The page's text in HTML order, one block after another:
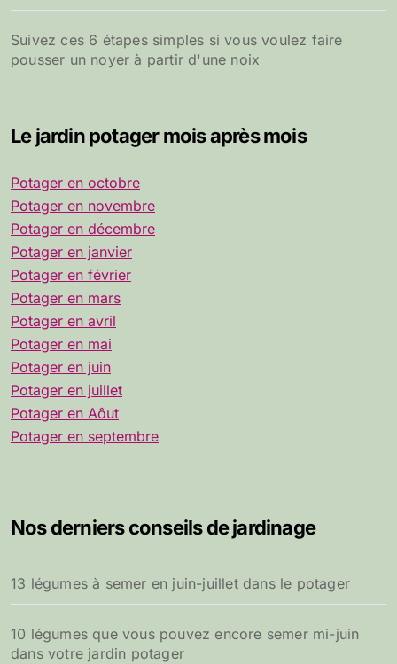
Suivez ces 6 étapes simples si vous voulez faire
pousser un noyer à partir d'une noix
Le jardin potager mois après mois
Potager en octobre
Potager en novembre
Potager en décembre
Potager en janvier
Potager en février
Potager en mars
Potager en avril
Potager en mai
Potager en juin
Potager en juillet
Potager en Aôut
Potager en septembre
Nos derniers conseils de jardinage
13 légumes à semer en juin-juillet dans le potager
10 légumes que vous pouvez encore semer mi-juin
dans votre jardin potager